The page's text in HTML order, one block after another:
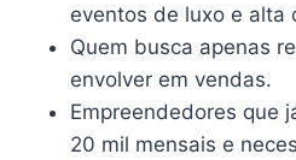
eventos de luxo e alta
Quem busca apenas
envolver em vendas.
Empreendedores que
20 mil mensais e